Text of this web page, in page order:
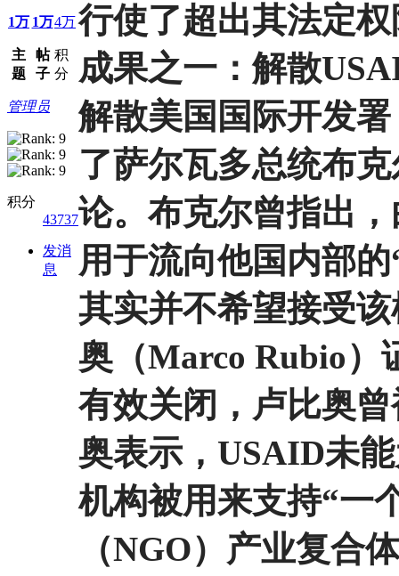
1万
主
题
1万
帖
子
4万
积
分
管理员
积分
43737
发消
息
行使了超出其法定
成果之一：解散
解散美国国际开发
了萨尔瓦多总统布
论。 布克尔曾指出
用于流向他国内部
其实并不希望接受
奥（Marco Rubio）
有效关闭，卢比奥
奥表示，USAID未
机构被用来支持“一
（NGO）产业复合